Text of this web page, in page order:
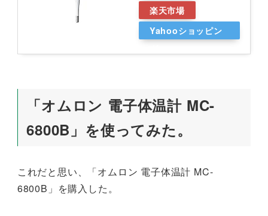
楽天市場
Yahooショッピン
「オムロン 電子体温計 MC-
6800B」を使ってみた。
これだと思い、「オムロン 電子体温計 MC-
6800B」を購入した。